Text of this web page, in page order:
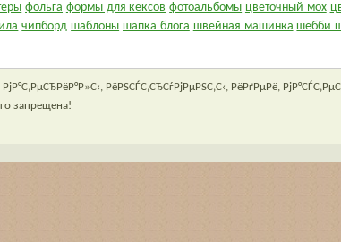
фольга формы для кексов фотоальбомы цветочный мох
чипборд шаблоны шапка блога швейная машинка шебби
РёРЅСЃС‚СЂСѓРјРµРЅС‚С‹, РёРґРµРё,
запрещена!